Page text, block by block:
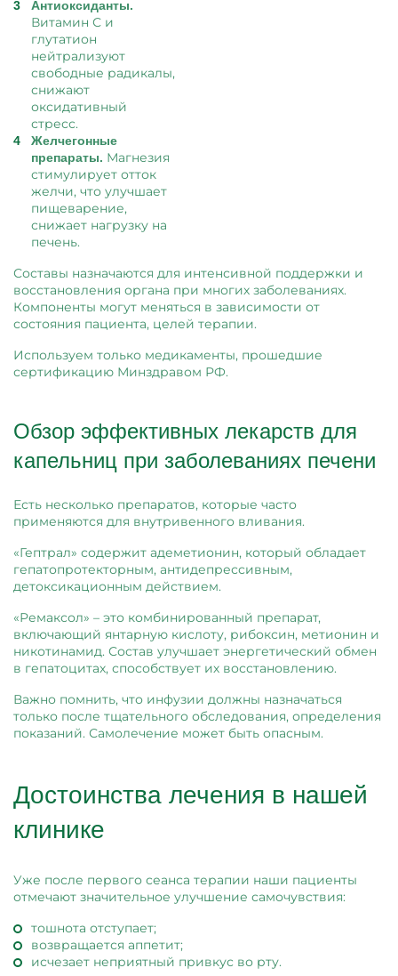
Антиоксиданты.
Витамин С и
глутатион
нейтрализуют
свободные радикалы,
снижают
оксидативный
стресс.
Желчегонные
препараты. Магнезия
стимулирует отток
желчи, что улучшает
пищеварение,
снижает нагрузку на
печень.
Составы назначаются для интенсивной поддержки и
восстановления органа при многих заболеваниях.
Компоненты могут меняться в зависимости от
состояния пациента, целей терапии.
Используем только медикаменты, прошедшие
сертификацию Минздравом РФ.
Обзор эффективных лекарств для
капельниц при заболеваниях печени
Есть несколько препаратов, которые часто
применяются для внутривенного вливания.
«Гептрал» содержит адеметионин, который обладает
гепатопротекторным, антидепрессивным,
детоксикационным действием.
«Ремаксол» – это комбинированный препарат,
включающий янтарную кислоту, рибоксин, метионин и
никотинамид. Состав улучшает энергетический обмен
в гепатоцитах, способствует их восстановлению.
Важно помнить, что инфузии должны назначаться
только после тщательного обследования, определения
показаний. Самолечение может быть опасным.
Достоинства лечения в нашей
клинике
Уже после первого сеанса терапии наши пациенты
отмечают значительное улучшение самочувствия:
тошнота отступает;
возвращается аппетит;
исчезает неприятный привкус во рту.